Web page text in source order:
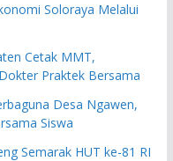
Soloraya Melalui
Cetak MMT,
Praktek Bersama
Desa Ngawen,
Siswa
Semarak HUT ke-81 RI